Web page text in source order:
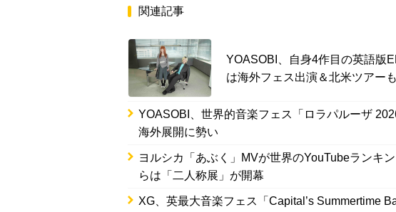
関連記事
YOASOBI、自身4作目の英語版
は海外フェス出演＆北米ツアー
YOASOBI、世界的音楽フェス「ロラパルーザ
海外展開に勢い
ヨルシカ「あぶく」MVが世界のYouTubeランキ
らは「二人称展」が開幕
XG、英最大音楽フェス「Capital’s Summertime